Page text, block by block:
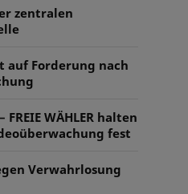
zentralen
auf Forderung nach
WÄHLER halten
fest
Verwahrlosung